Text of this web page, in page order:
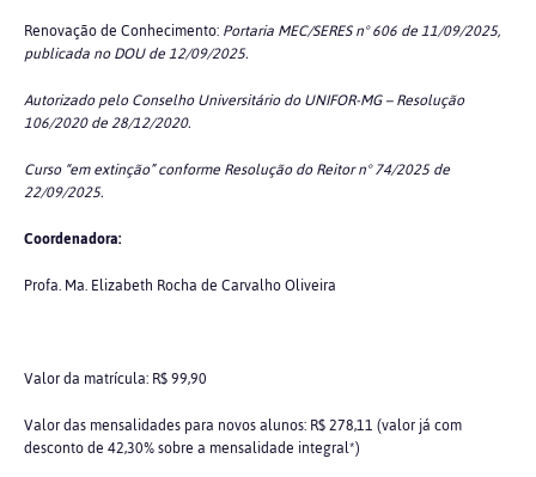
Renovação de Conhecimento:Portaria MEC/SERES n° 606 de 11/09/2025,
publicada no DOU de 12/09/2025.
Autorizado pelo Conselho Universitário do UNIFOR-MG – Resolução
106/2020 de 28/12/2020.
Curso “em extinção” conforme Resolução do Reitor n° 74/2025 de
22/09/2025.
Coordenadora:
Profa. Ma. Elizabeth Rocha de Carvalho Oliveira
Valor da matrícula: R$ 99,90
Valor das mensalidades para novos alunos: R$ 278,11 (valor já com
desconto de 42,30% sobre a mensalidade integral*)